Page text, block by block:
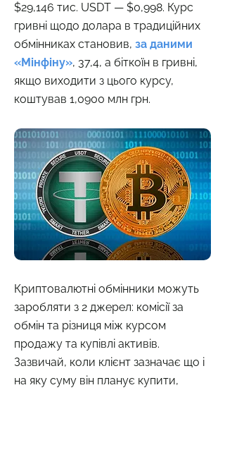
$29,146 тис. USDT — $0,998. Курс
гривні щодо долара в традиційних
обмінниках становив, за даними
«Мінфіну», 37,4, а біткоїн в гривні,
якщо виходити з цього курсу,
коштував 1,0900 млн грн.
Криптовалютні обмінники можуть
заробляти з 2 джерел: комісії за
обмін та різниця між курсом
продажу та купівлі активів.
Зазвичай, коли клієнт зазначає що і
на яку суму він планує купити,